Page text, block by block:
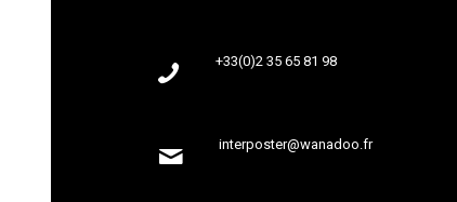
+33(0)2 35 65 81 98
interposter@wanadoo.fr